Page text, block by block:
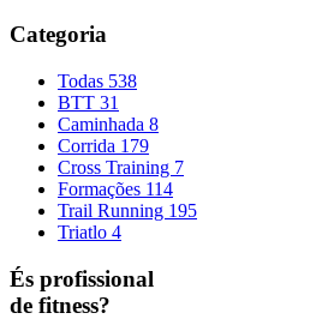
Categoria
Todas 538
BTT 31
Caminhada 8
Corrida 179
Cross Training 7
Formações 114
Trail Running 195
Triatlo 4
És profissional
de fitness?